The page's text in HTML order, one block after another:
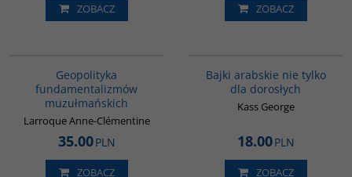
ZOBACZ ZOBACZ
Geopolityka
fundamentalizmów
muzułmańskich
Larroque Anne-Clémentine
35.00PLN
ZOBACZ
Bajki arabskie nie tylko
dla dorosłych
Kass George
18.00PLN
ZOBACZ